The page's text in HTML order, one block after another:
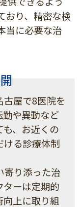
り、 精密な検
当に必要な治
古屋で8医院を
や異動など
、お近くの
ける診療体制
寄り添った治
ーは定期的
上に取り組